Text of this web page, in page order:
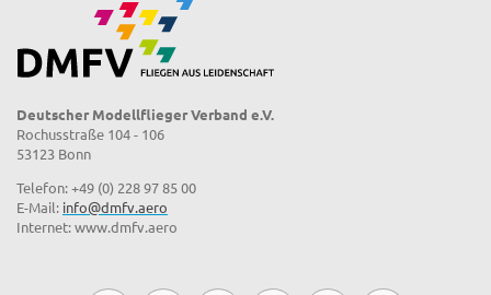
Deutscher Modellflieger Verband e.V.
Rochusstraße 104 - 106
53123 Bonn
Telefon: +49 (0) 228 97 85 00
E-Mail: info@dmfv.aero
Internet: www.dmfv.aero